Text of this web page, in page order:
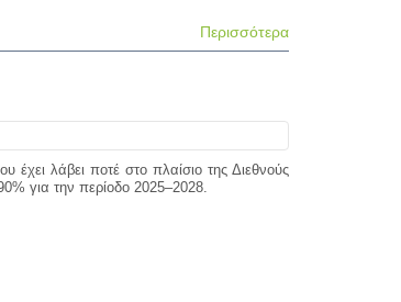
Περισσότερα
έχει λάβει ποτέ στο πλαίσιο της Διεθνούς
για την περίοδο 2025–2028.